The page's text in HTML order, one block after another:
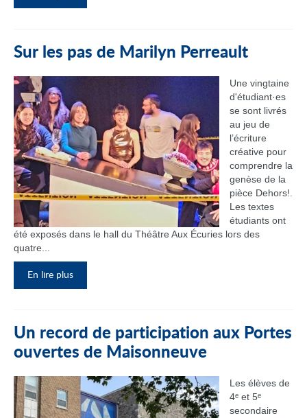
Sur les pas de Marilyn Perreault
Une vingtaine
d'étudiant·es
se sont livrés
au jeu de
l’écriture
créative pour
comprendre la
genèse de la
pièce Dehors!.
Les textes
étudiants ont
été exposés dans le hall du Théâtre Aux Écuries lors des
quatre...
En lire plus
Un record de participation aux Portes
ouvertes de Maisonneuve
Les élèves de
4ᵉ et 5ᵉ
secondaire